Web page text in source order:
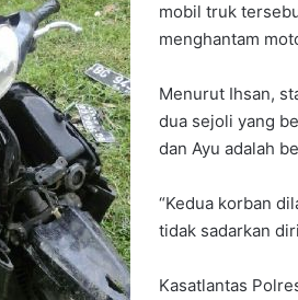
mobil truk
menghantam
Menurut Ihsan,
dua sejoli yang
dan Ayu adalah
“Kedua korban
tidak sadarkan
Kasatlantas